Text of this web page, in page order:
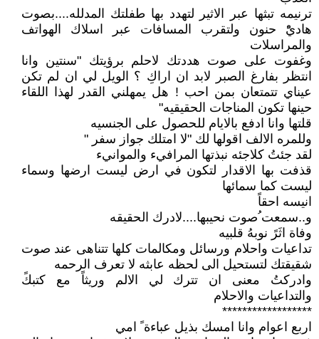
ترنيمه تبثها عبر الاثير لتهدد بها طفلتك المدلله....بصوت
هاديًْ حنون ولتقرب المسافات عبر اسلاك الهواتف
والمراسلات
وغفوت على صوت هددتك لاحلم برؤيتك "سنتين وانا
انتظر بفارغ الصبر لابد ان اراكِ ؟ الويل لي ان لم تكن
عيناي تتمتعان بمن احب ! هل يمهلني القدر لهذا اللقاء
حينها تكون المناجات الحقيقيه"
قلتها وانا ادفع بالايام للحصول على الجنسيه
وللمره الالف اقولها لك "لا امتلك جواز سفر "
لقد جئتُ كلاجئه نبذتها المرافيء والموانيء
قذفت بها الاقدار لتكون في ارض ليست ارضها وسماء
ليست كما سمائها
انيسه احقاً
و..سمعت ُصوت نحيبها....لادرك الحقيقه
وفاة اثَرً نوبهُ قلبيه
تداعيات واحلام ورسائل ومكالمات كلها تتناهى عند صوت
شقيقتك لتستحيل الى لحظه عابثه لا تعرف الرحمه
وادركتُ معنى ان تترك لي الالم وريثاً مع كتبكً
والتداعيات والاحلام
******************
اربع اعوام وانا امسك بذيل عباءة ً امي